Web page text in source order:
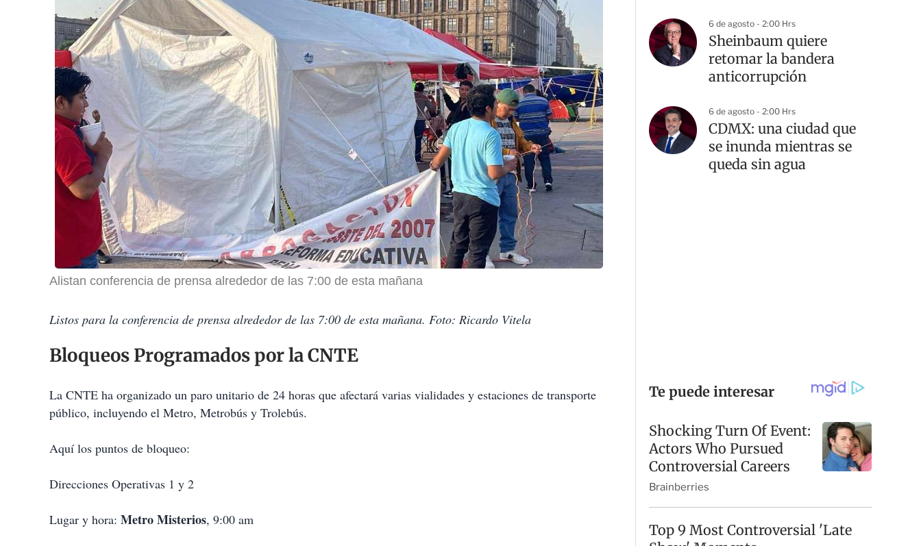
Alistan conferencia de prensa alrededor de las 7:00 de esta mañana
Listos para la conferencia de prensa alrededor de las 7:00 de esta mañana. Foto: Ricardo Vitela
Bloqueos Programados por la CNTE
La CNTE ha organizado un paro unitario de 24 horas que afectará varias vialidades y estaciones de transporte
público, incluyendo el Metro, Metrobús y Trolebús.
Aquí los puntos de bloqueo:
Direcciones Operativas 1 y 2
Lugar y hora: Metro Misterios, 9:00 am
6 de agosto - 2:00 Hrs
Sheinbaum quiere
retomar la bandera
anticorrupción
6 de agosto - 2:00 Hrs
CDMX: una ciudad que
se inunda mientras se
queda sin agua